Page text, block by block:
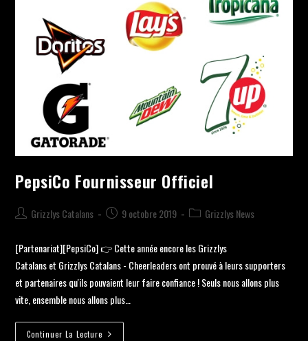
PepsiCo Fournisseur Officiel
Grizzlys Catalans 9 octobre 2019 Grizzlys News
[Partenariat][PepsiCo] 👉 Cette année encore les Grizzlys
Catalans et Grizzlys Catalans - Cheerleaders ont prouvé à leurs supporters
et partenaires qu'ils pouvaient leur faire confiance ! Seuls nous allons plus
vite, ensemble nous allons plus…
Continuer La Lecture